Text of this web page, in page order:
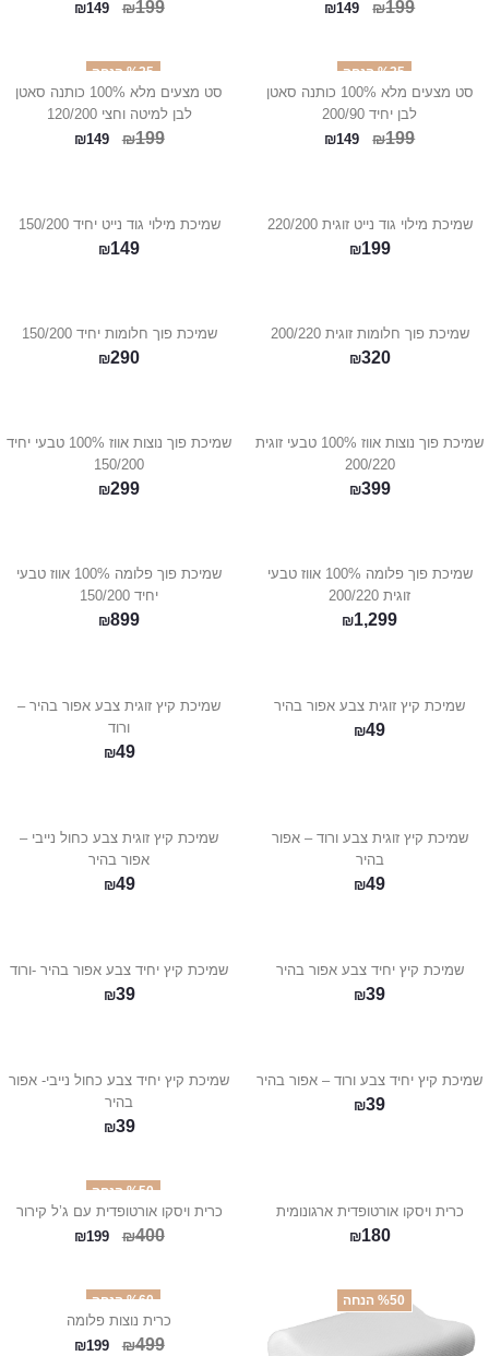
₪199
₪149
₪199
₪149
%25 הנחה
סט מצעים מלא 100% כותנה סאטן
לבן יחיד 200/90
₪199
₪149
%25 הנחה
סט מצעים מלא 100% כותנה סאטן
לבן למיטה וחצי 120/200
₪199
₪149
שמיכת מילוי גוד נייט זוגית 220/200
₪199
שמיכת מילוי גוד נייט יחיד 150/200
₪149
שמיכת פוך חלומות זוגית 200/220
₪320
שמיכת פוך חלומות יחיד 150/200
₪290
שמיכת פוך נוצות אווז 100% טבעי זוגית
200/220
₪399
שמיכת פוך נוצות אווז 100% טבעי יחיד
150/200
₪299
שמיכת פוך פלומה 100% אווז טבעי
זוגית 200/220
₪1,299
שמיכת פוך פלומה 100% אווז טבעי
יחיד 150/200
₪899
שמיכת קיץ זוגית צבע אפור בהיר
₪49
שמיכת קיץ זוגית צבע אפור בהיר –
ורוד
₪49
שמיכת קיץ זוגית צבע ורוד – אפור
בהיר
₪49
שמיכת קיץ זוגית צבע כחול נייבי –
אפור בהיר
₪49
שמיכת קיץ יחיד צבע אפור בהיר
₪39
שמיכת קיץ יחיד צבע אפור בהיר -ורוד
₪39
שמיכת קיץ יחיד צבע ורוד – אפור בהיר
₪39
שמיכת קיץ יחיד צבע כחול נייבי- אפור
בהיר
₪39
כרית ויסקו אורטופדית ארגונומית
₪180
%50 הנחה
כרית ויסקו אורטופדית עם ג’ל קירור
₪400
₪199
%50 הנחה %60 הנחה
כרית נוצות פלומה
₪499
₪199